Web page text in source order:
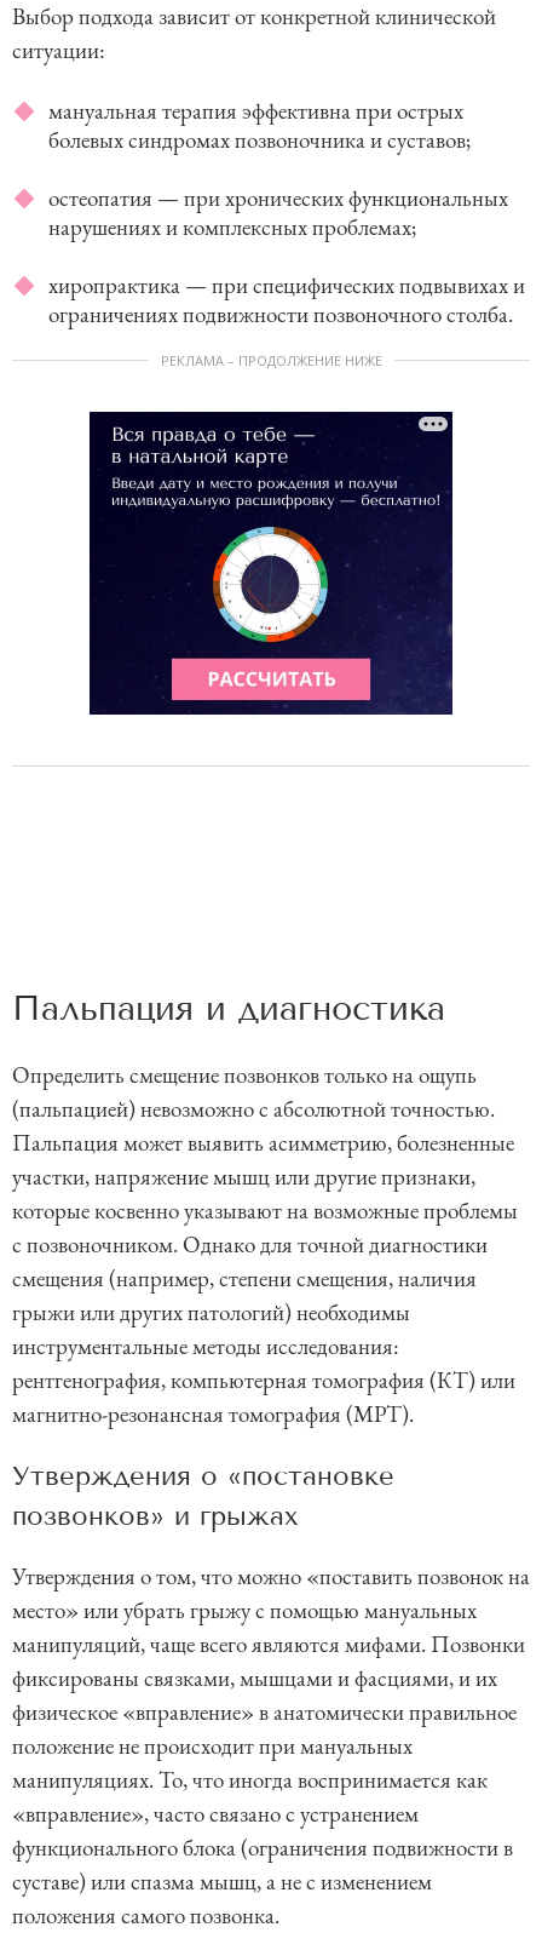
Выбор подхода зависит от конкретной клинической
ситуации:
мануальная терапия эффективна при острых
болевых синдромах позвоночника и суставов;
остеопатия — при хронических функциональных
нарушениях и комплексных проблемах;
хиропрактика — при специфических подвывихах и
ограничениях подвижности позвоночного столба.
РЕКЛАМА – ПРОДОЛЖЕНИЕ НИЖЕ
Пальпация и диагностика
Определить смещение позвонков только на ощупь
(пальпацией) невозможно с абсолютной точностью.
Пальпация может выявить асимметрию, болезненные
участки, напряжение мышц или другие признаки,
которые косвенно указывают на возможные проблемы
с позвоночником. Однако для точной диагностики
смещения (например, степени смещения, наличия
грыжи или других патологий) необходимы
инструментальные методы исследования:
рентгенография, компьютерная томография (КТ) или
магнитно-резонансная томография (МРТ).
Утверждения о «постановке
позвонков» и грыжах
Утверждения о том, что можно «поставить позвонок на
место» или убрать грыжу с помощью мануальных
манипуляций, чаще всего являются мифами. Позвонки
фиксированы связками, мышцами и фасциями, и их
физическое «вправление» в анатомически правильное
положение не происходит при мануальных
манипуляциях. То, что иногда воспринимается как
«вправление», часто связано с устранением
функционального блока (ограничения подвижности в
суставе) или спазма мышц, а не с изменением
положения самого позвонка.